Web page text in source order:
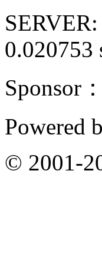
0.020753
Sponsor：
Powered
© 2001-